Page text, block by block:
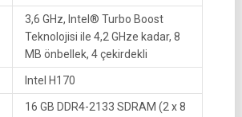
3,6 GHz, Intel® Turbo Boost
Teknolojisi ile 4,2 GHze kadar, 8
MB önbellek, 4 çekirdekli
Intel H170
16 GB DDR4-2133 SDRAM (2 x 8